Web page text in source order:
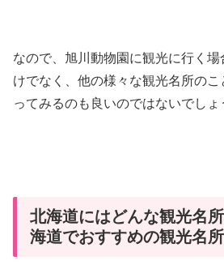
なので、旭川動物園に観光に行く
けでなく、他の様々な観光名所の
ってみるのも良いのではないでしょ
北海道にはどんな観光名
海道でおすすめの観光名